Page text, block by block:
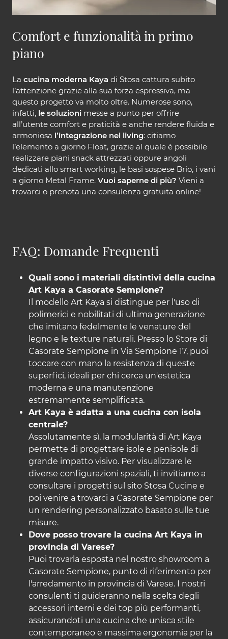
Comfort e funzionalità in primo
piano
La cucina moderna Kaya di Stosa cattura subito
l’attenzione grazie alla sua forza espressiva, ma
questo progetto va molto oltre. Numerose sono,
infatti, le soluzioni messe a punto per offrire
all’utente comfort e praticità e anche rendere fluida e
armoniosa l’integrazione nel living: citiamo
l’elemento a giorno Float, grazie al quale è possibile
realizzare piani snack attrezzati oppure angoli
dedicati allo smart working, le basi sospese Brio, i vani
a giorno Metal Frame. Vuoi saperne di più? Vieni a
trovarci o prenota una consulenza gratuita online!
FAQ: Domande Frequenti
Quali sono i materiali distintivi della cucina
Art Kaya a Casorate Sempione?
Il modello Art Kaya si distingue per l'uso di
polimerici e nobilitati di ultima generazione
che imitano fedelmente le venature del
legno e le texture naturali. Presso lo Store di
Casorate Sempione in Via Sempione 17, puoi
toccare con mano la resistenza di queste
superfici, ideali per chi cerca un'estetica
moderna e una manutenzione
estremamente semplificata.
Art Kaya è adatta a una cucina con isola
centrale?
Assolutamente sì, la modularità di Art Kaya
permette di progettare isole e penisole di
grande impatto visivo. Per visualizzare le
diverse configurazioni spaziali, ti invitiamo a
consultare i progetti sul sito Stosa Cucine e
poi venire a trovarci a Casorate Sempione per
un rendering personalizzato basato sulle tue
misure.
Dove posso trovare la cucina Art Kaya in
provincia di Varese?
Puoi trovarla esposta nel nostro showroom a
Casorate Sempione, punto di riferimento per
l'arredamento in provincia di Varese. I nostri
consulenti ti guideranno nella scelta degli
accessori interni e dei top più performanti,
assicurandoti una cucina che unisca stile
contemporaneo e massima ergonomia per la